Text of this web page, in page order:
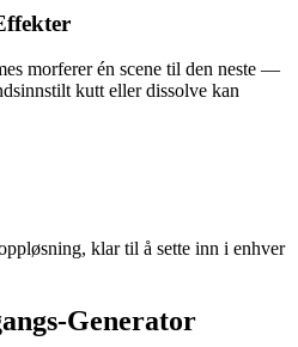
morferer én scene til den neste —
kutt eller dissolve kan
klar til å sette inn i enhver
Generator